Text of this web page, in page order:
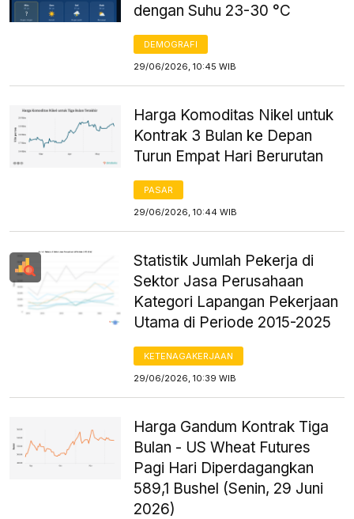
dengan Suhu 23-30 °C
DEMOGRAFI
29/06/2026, 10:45 WIB
Harga Komoditas Nikel untuk
Kontrak 3 Bulan ke Depan
Turun Empat Hari Berurutan
PASAR
29/06/2026, 10:44 WIB
Statistik Jumlah Pekerja di
Sektor Jasa Perusahaan
Kategori Lapangan Pekerjaan
Utama di Periode 2015-2025
KETENAGAKERJAAN
29/06/2026, 10:39 WIB
Harga Gandum Kontrak Tiga
Bulan - US Wheat Futures
Pagi Hari Diperdagangkan
589,1 Bushel (Senin, 29 Juni
2026)